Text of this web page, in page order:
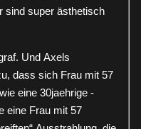
sind super ästhetisch
Und Axels
dass sich Frau mit 57
eine 30jaehrige -
eine Frau mit 57